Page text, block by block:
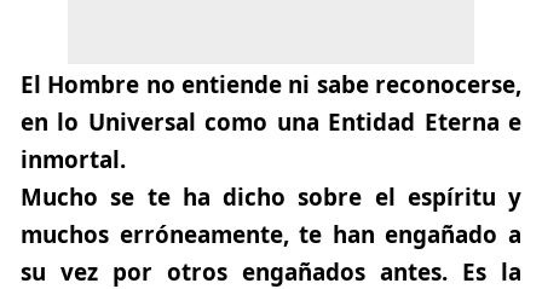
El Hombre no entiende ni sabe reconocerse,
en lo Universal como una Entidad Eterna e
inmortal.
Mucho se te ha dicho sobre el espíritu y
muchos erróneamente, te han engañado a
su vez por otros engañados antes. Es la